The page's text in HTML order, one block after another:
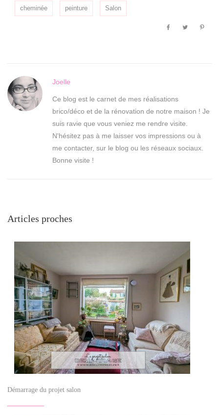
cheminée peinture Salon
Joelle
Ce blog est le carnet de mes réalisations
brico/déco et de la rénovation de notre maison ! Je
suis ravie que vous veniez me rendre visite.
N'hésitez pas à me laisser vos impressions ou à
me contacter, sur le blog ou les réseaux sociaux.
Bonne visite !
Articles proches
Démarrage du projet salon